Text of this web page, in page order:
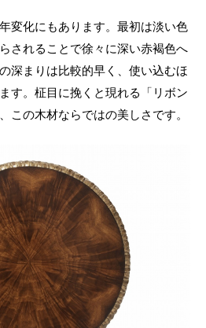
変化にもあります。最初は淡い色
されることで徐々に深い赤褐色へ
深まりは比較的早く、使い込むほ
す。柾目に挽くと現れる「リボン
この木材ならではの美しさです。